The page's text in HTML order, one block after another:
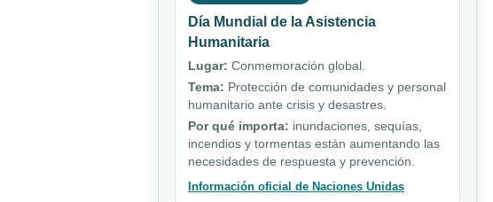
Día Mundial de la Asistencia
Humanitaria
Lugar: Conmemoración global.
Tema: Protección de comunidades y personal
humanitario ante crisis y desastres.
Por qué importa: inundaciones, sequías,
incendios y tormentas están aumentando las
necesidades de respuesta y prevención.
Información oficial de Naciones Unidas